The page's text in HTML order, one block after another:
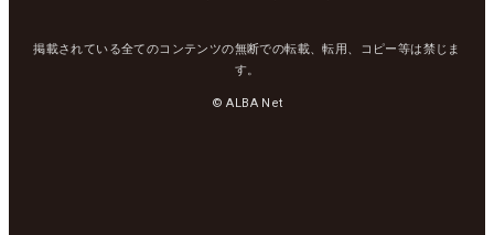
掲載されている全てのコンテンツの無断での転載、転用、コピー等は禁じま
す。
© ALBA Net